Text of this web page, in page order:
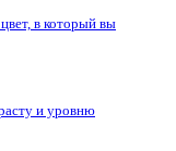
в который вы
и уровню